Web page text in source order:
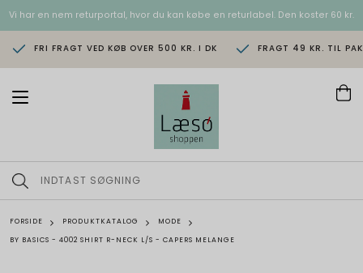
Vi har en nem returportal, hvor du kan købe en returlabel. Den koster 60 kr.
FRI FRAGT VED KØB OVER 500 KR. I DK FRAGT 49 KR. TIL
T
n
a
i
g
FORSIDE PRODUKTKATALOG
MODE
BY BASICS - 4002 SHIRT R-NECK L/S - CAPERS MELANGE